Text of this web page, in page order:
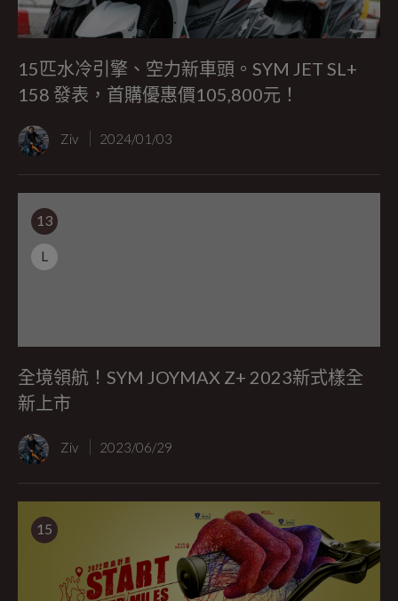
15匹水冷引擎、空力新車頭。SYM JET SL+
158 發表，首購優惠價105,800元！
Ziv 2024/01/03
13
L
全境領航！SYM JOYMAX Z+ 2023新式樣全
新上市
Ziv 2023/06/29
15